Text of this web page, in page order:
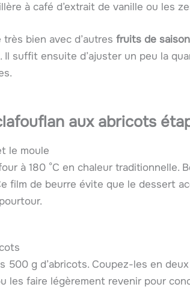
à café d’extrait de vanille ou les
bien avec d’autres fruits de saison
Il suffit ensuite d’ajuster un peu la
aux abricots
le moule
à 180 °C en chaleur traditionnelle.
film de beurre évite que le dessert
500 g d’abricots. Coupez-les en
les faire légèrement revenir pour